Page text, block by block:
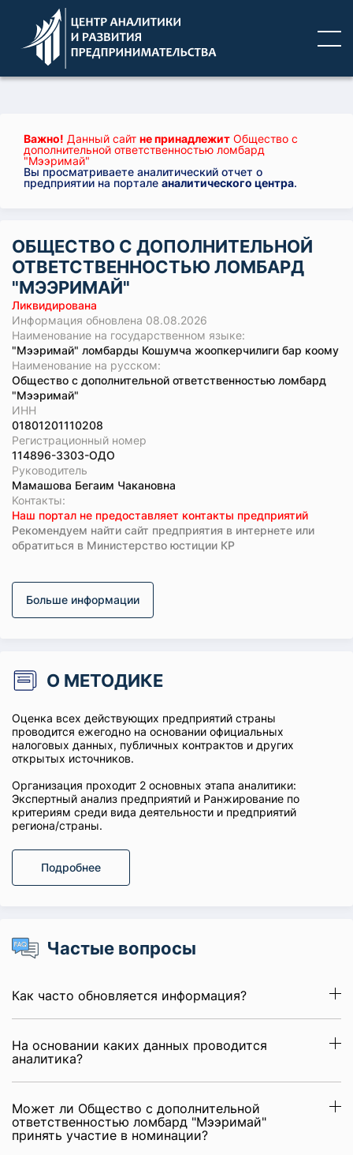
Важно! Данный сайт не принадлежит Общество с
дополнительной ответственностью ломбард
"Мээримай"
Вы просматриваете аналитический отчет о
предприятии на портале аналитического центра.
ОБЩЕСТВО С ДОПОЛНИТЕЛЬНОЙ
ОТВЕТСТВЕННОСТЬЮ ЛОМБАРД
"МЭЭРИМАЙ"
Ликвидирована
Информация обновлена 08.08.2026
Наименование на государственном языке:
"Мээримай" ломбарды Кошумча жоопкерчилиги бар коому
Наименование на русском:
Общество с дополнительной ответственностью ломбард
"Мээримай"
ИНН
01801201110208
Регистрационный номер
114896-3303-ОДО
Руководитель
Мамашова Бегаим Чакановна
Koнтaкты:
Наш портал не предоставляет контакты предприятий
Рекомендуем найти сайт предприятия в интернете или
обратиться в Министерство юстиции КР
Больше информации
О МЕТОДИКЕ
Оценка всех действующих предприятий страны
проводится ежегодно на основании официальных
налоговых данных, публичных контрактов и других
открытых источников.
Организация проходит 2 основных этапа аналитики:
Экспертный анализ предприятий и Ранжирование по
критериям среди вида деятельности и предприятий
региона/страны.
Подробнее
Частые вопросы
Как часто обновляется информация?
На основании каких данных проводится
аналитика?
Может ли Общество с дополнительной
ответственностью ломбард "Мээримай"
принять участие в номинации?